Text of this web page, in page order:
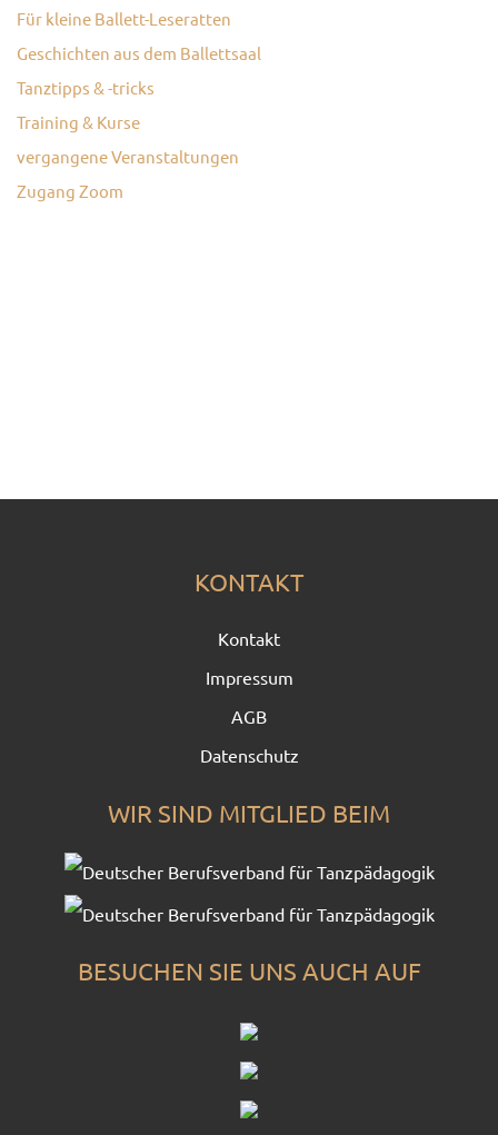
Für kleine Ballett-Leseratten
Geschichten aus dem Ballettsaal
Tanztipps & -tricks
Training & Kurse
vergangene Veranstaltungen
Zugang Zoom
KONTAKT
Kontakt
Impressum
AGB
Datenschutz
WIR SIND MITGLIED BEIM
BESUCHEN SIE UNS AUCH AUF